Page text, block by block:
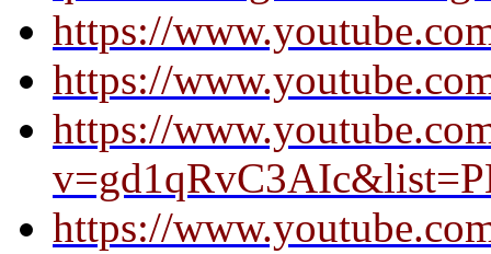
https://
https://
https://
https://